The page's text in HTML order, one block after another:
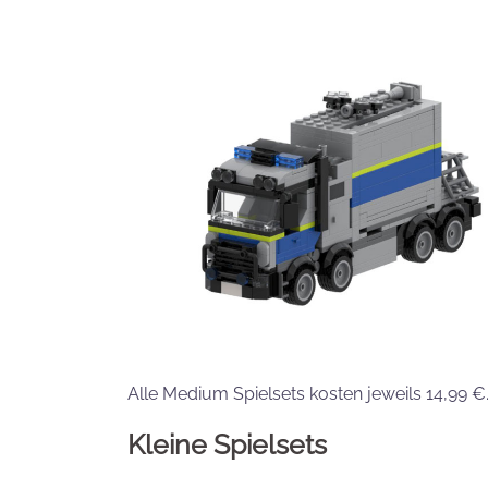
Alle Medium Spielsets kosten jeweils 14,99 €.
Kleine Spielsets